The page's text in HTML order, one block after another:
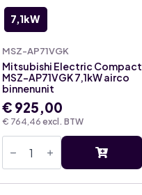
7,1kW
MSZ-AP71VGK
€ 764,46 excl. BTW
Mitsubishi Electric Compact
MSZ-AP71VGK 7,1kW airco
binnenunit
€ 925,00
Mitsubishi
Electric
MSZ-
AP71VGK